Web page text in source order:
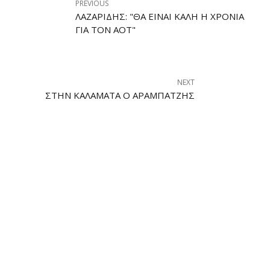
PREVIOUS
ΛΑΖΑΡΊΔΗΣ: "ΘΑ ΕΊΝΑΙ ΚΑΛΉ Η ΧΡΟΝΙΆ
ΓΙΑ ΤΟΝ ΑΟΤ"
NEXT
ΣΤΗΝ ΚΑΛΑΜΆΤΑ Ο ΑΡΑΜΠΑΤΖΉΣ